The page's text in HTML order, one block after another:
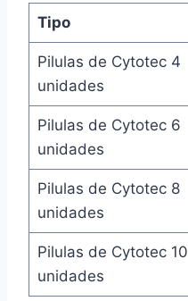
Tipo
Pilulas de Cytotec 4
unidades
Pilulas de Cytotec 6
unidades
Pilulas de Cytotec 8
unidades
Pilulas de Cytotec 10
unidades